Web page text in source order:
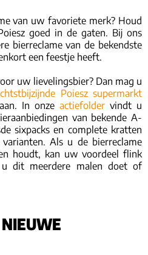
van uw favoriete merk? Houd
goed in de gaten. Bij ons
bierreclame van de bekendste
een feestje heeft.
uw lievelingsbier? Dan mag u
Poiesz supermarkt
In onze actiefolder vindt u
van bekende A-
sixpacks en complete kratten
Als u de bierreclame
houdt, kan uw voordeel flink
dit meerdere malen doet of